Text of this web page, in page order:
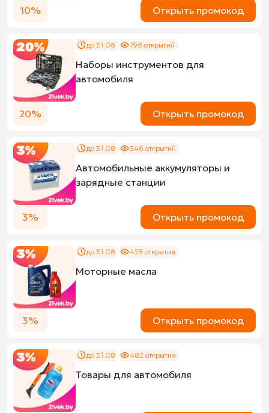
10% Открыть промокод
до 31.08 798 открытий
Наборы инструментов для
автомобиля
20% Открыть промокод
до 31.08 346 открытий
Автомобильные аккумуляторы и
зарядные станции
3% Открыть промокод
до 31.08 453 открытия
Моторные масла
3% Открыть промокод
до 31.08 482 открытия
Товары для автомобиля